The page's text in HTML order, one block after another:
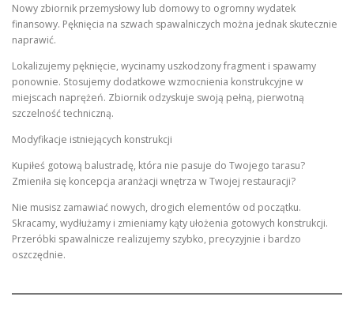
Nowy zbiornik przemysłowy lub domowy to ogromny wydatek
finansowy. Pęknięcia na szwach spawalniczych można jednak skutecznie
naprawić.
Lokalizujemy pęknięcie, wycinamy uszkodzony fragment i spawamy
ponownie. Stosujemy dodatkowe wzmocnienia konstrukcyjne w
miejscach naprężeń. Zbiornik odzyskuje swoją pełną, pierwotną
szczelność techniczną.
Modyfikacje istniejących konstrukcji
Kupiłeś gotową balustradę, która nie pasuje do Twojego tarasu?
Zmieniła się koncepcja aranżacji wnętrza w Twojej restauracji?
Nie musisz zamawiać nowych, drogich elementów od początku.
Skracamy, wydłużamy i zmieniamy kąty ułożenia gotowych konstrukcji.
Przeróbki spawalnicze realizujemy szybko, precyzyjnie i bardzo
oszczędnie.